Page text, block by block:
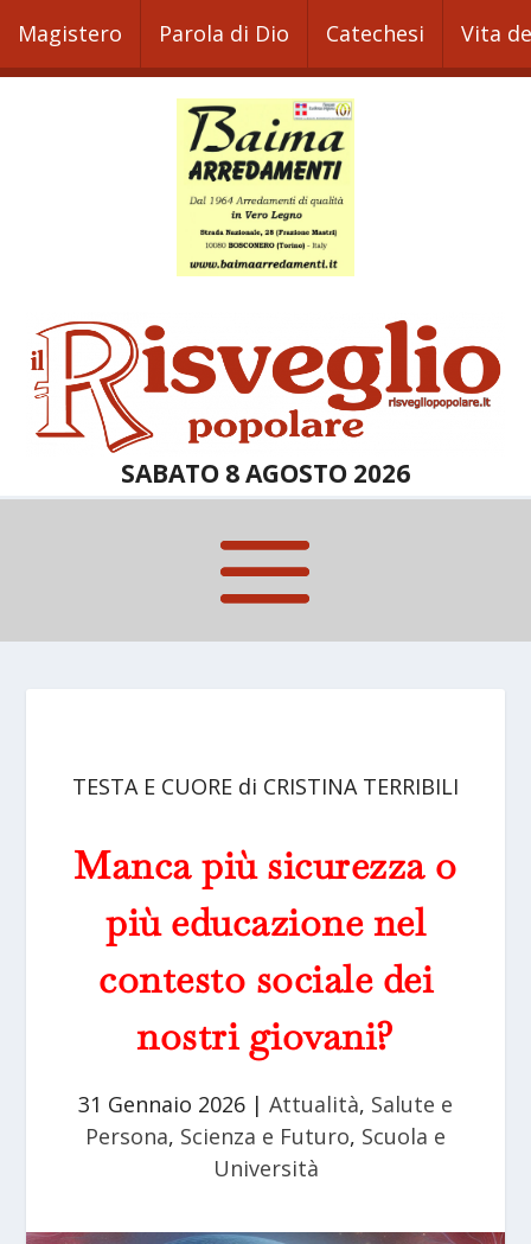
Magistero Parola di Dio Catechesi Vita
SABATO 8 AGOSTO 2026
TESTA E CUORE di CRISTINA TERRIBILI
Manca più sicurezza o
più educazione nel
contesto sociale dei
nostri giovani?
31 Gennaio 2026 | Attualità, Salute e
Persona, Scienza e Futuro, Scuola e
Università